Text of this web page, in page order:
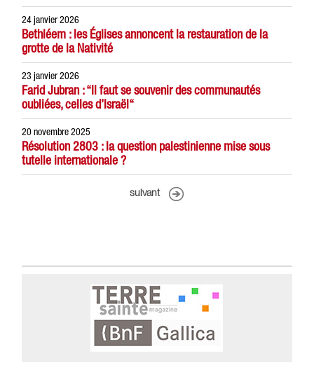
24 janvier 2026
Bethléem : les Églises annoncent la restauration de la
grotte de la Nativité
23 janvier 2026
Farid Jubran : “Il faut se souvenir des communautés
oubliées, celles d’Israël“
20 novembre 2025
Résolution 2803 : la question palestinienne mise sous
tutelle internationale ?
suivant